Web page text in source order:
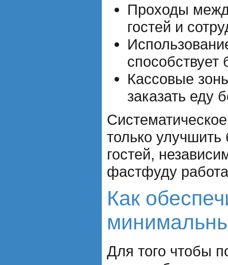
Проходы
гостей и
Кассовые
заказать еду
только улучшить
гостей,
фастфуду
Как
Для того чтобы